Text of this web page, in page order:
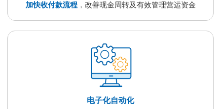
加快收付款流程，改善现金周转及有效管理营运资金
电子化自动化